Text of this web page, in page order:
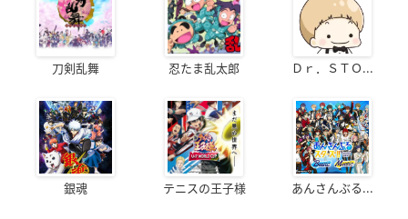
刀剣乱舞 忍たま乱太郎 Ｄｒ．ＳＴＯ...
銀魂 テニスの王子様 あんさんぶる...